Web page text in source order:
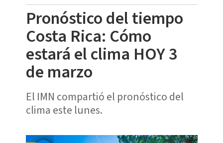
Pronóstico del tiempo
Costa Rica: Cómo
estará el clima HOY 3
de marzo
El IMN compartió el pronóstico del
clima este lunes.